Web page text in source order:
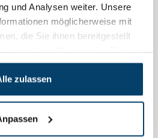
und Analysen weiter. Unsere
möglicherweise mit
die Sie ihnen bereitgestellt
zulassenondervonden TOP!